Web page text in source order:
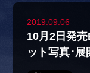
2019.09.06
10月2日発
ット写真･展